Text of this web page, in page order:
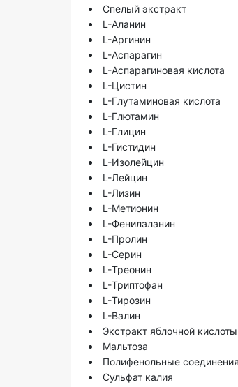
Спелый экстракт
L-Аланин
L-Аргинин
L-Аспарагин
L-Аспарагиновая кислота
L-Цистин
L-Глутаминовая кислота
L-Глютамин
L-Глицин
L-Гистидин
L-Изолейцин
L-Лейцин
L-Лизин
L-Метионин
L-Фенилаланин
L-Пролин
L-Серин
L-Треонин
L-Триптофан
L-Тирозин
L-Валин
Экстракт яблочной кислоты
Мальтоза
Полифенольные соединения
Сульфат калия